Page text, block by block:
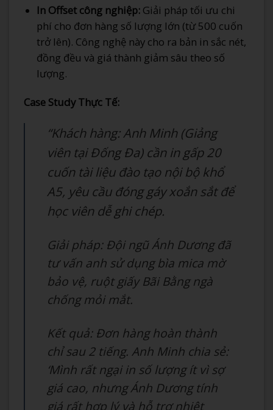
In Offset công nghiệp:Giải pháp tối ưu chi
phí cho đơn hàng số lượng lớn (từ 500 cuốn
trở lên). Công nghệ này cho ra bản in sắc nét,
đồng đều và giá thành giảm sâu theo số
lượng.
Case Study Thực Tế:
“Khách hàng: Anh Minh (Giảng
viên tại Đống Đa) cần in gấp 20
cuốn tài liệu đào tạo nội bộ khổ
A5, yêu cầu đóng gáy xoắn sắt để
học viên dễ ghi chép.
Giải pháp: Đội ngũ Ánh Dương đã
tư vấn anh sử dụng bìa mica mờ
bảo vệ, ruột giấy Bãi Bằng ngà
chống mỏi mắt.
Kết quả: Đơn hàng hoàn thành
chỉ sau 2 tiếng. Anh Minh chia sẻ:
‘Mình rất ngại in số lượng ít vì sợ
giá cao, nhưng Ánh Dương tính
giá rất hợp lý và hỗ trợ nhiệt